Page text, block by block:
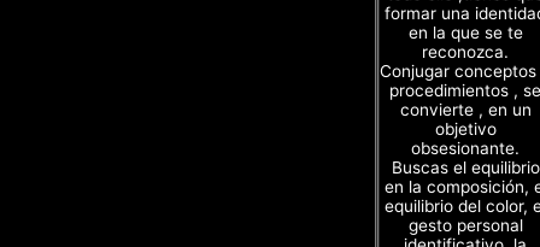
formar una
en la que se te
reconozca.
Conjugar
procedimientos , se
convierte , en un
objetivo
obsesionante.
Buscas el equilibrio
en la composición,
equilibrio del color,
gesto personal